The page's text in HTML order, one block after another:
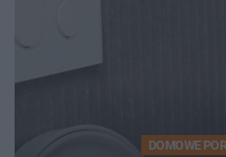
DOMOWE